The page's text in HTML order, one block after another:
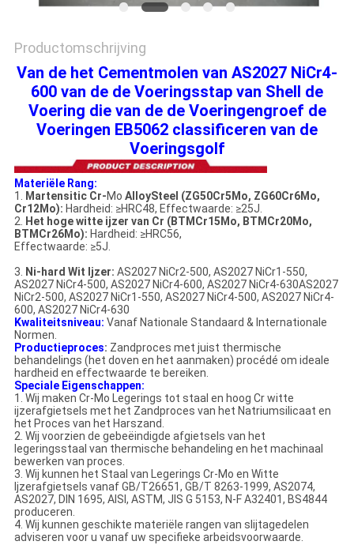
Productomschrijving
Van de het Cementmolen van AS2027 NiCr4-
600 van de de Voeringsstap van Shell de
Voering die van de de Voeringengroef de
Voeringen EB5062 classificeren van de
Voeringsgolf
Materiële Rang:
1. Martensitic Cr-Mo AlloySteel (ZG50Cr5Mo, ZG60Cr6Mo,
Cr12Mo): Hardheid: ≥HRC48, Effectwaarde: ≥25J.
2. Het hoge witte ijzer van Cr (BTMCr15Mo, BTMCr20Mo,
BTMCr26Mo): Hardheid: ≥HRC56,
Effectwaarde: ≥5J.
3. Ni-hard Wit Ijzer: AS2027 NiCr2-500, AS2027 NiCr1-550,
AS2027 NiCr4-500, AS2027 NiCr4-600, AS2027 NiCr4-630AS2027
NiCr2-500, AS2027 NiCr1-550, AS2027 NiCr4-500, AS2027 NiCr4-
600, AS2027 NiCr4-630
Kwaliteitsniveau: Vanaf Nationale Standaard & Internationale
Normen.
Productieproces: Zandproces met juist thermische
behandelings (het doven en het aanmaken) procédé om ideale
hardheid en effectwaarde te bereiken.
Speciale Eigenschappen:
1. Wij maken Cr-Mo Legerings tot staal en hoog Cr witte
ijzerafgietsels met het Zandproces van het Natriumsilicaat en
het Proces van het Harszand.
2. Wij voorzien de gebeëindigde afgietsels van het
legeringsstaal van thermische behandeling en het machinaal
bewerken van proces.
3. Wij kunnen het Staal van Legerings Cr-Mo en Witte
Ijzerafgietsels vanaf GB/T26651, GB/T 8263-1999, AS2074,
AS2027, DIN 1695, AISI, ASTM, JIS G 5153, N-F A32401, BS4844
produceren.
4. Wij kunnen geschikte materiële rangen van slijtagedelen
adviseren voor u vanaf uw specifieke arbeidsvoorwaarde.